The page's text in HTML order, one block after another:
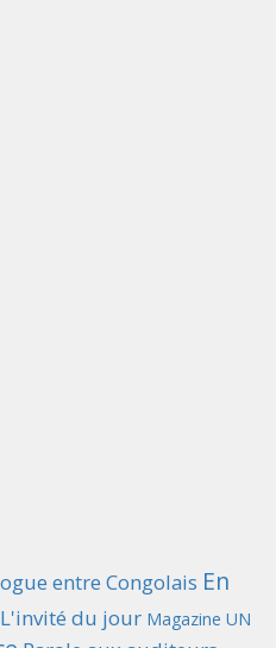
entre Congolais En
L'invité du jour Magazine UN